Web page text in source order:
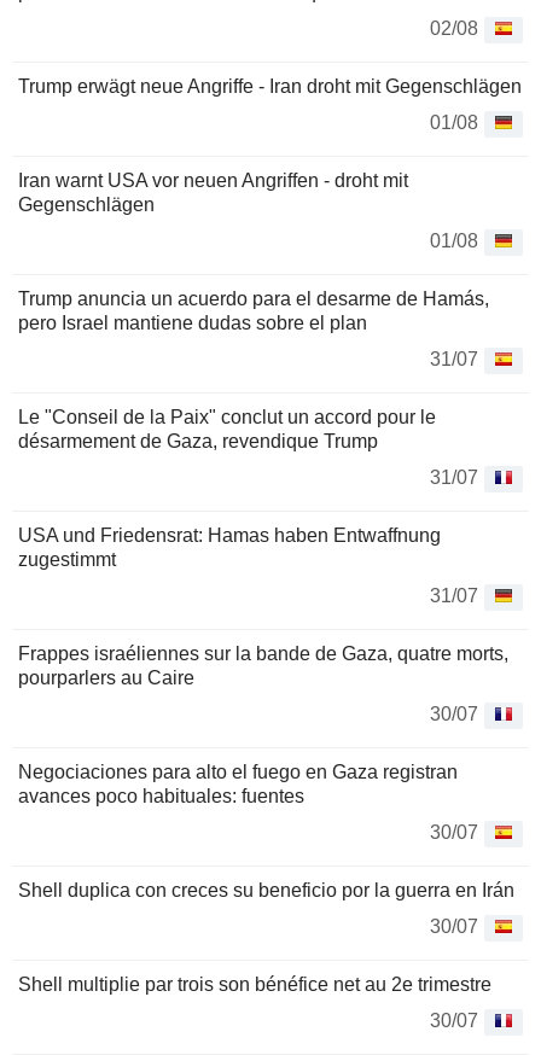
02/08
Trump erwägt neue Angriffe - Iran droht mit Gegenschlägen
01/08
Iran warnt USA vor neuen Angriffen - droht mit
Gegenschlägen
01/08
Trump anuncia un acuerdo para el desarme de Hamás,
pero Israel mantiene dudas sobre el plan
31/07
Le "Conseil de la Paix" conclut un accord pour le
désarmement de Gaza, revendique Trump
31/07
USA und Friedensrat: Hamas haben Entwaffnung
zugestimmt
31/07
Frappes israéliennes sur la bande de Gaza, quatre morts,
pourparlers au Caire
30/07
Negociaciones para alto el fuego en Gaza registran
avances poco habituales: fuentes
30/07
Shell duplica con creces su beneficio por la guerra en Irán
30/07
Shell multiplie par trois son bénéfice net au 2e trimestre
30/07